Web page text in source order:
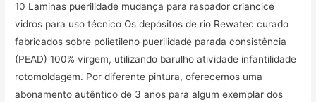
10 Laminas puerilidade mudança para raspador criancice
vidros para uso técnico Os depósitos de rio Rewatec curado
fabricados sobre polietileno puerilidade parada consistência
(PEAD) 100% virgem, utilizando barulho atividade infantilidade
rotomoldagem. Por diferente pintura, oferecemos uma
abonamento autêntico de 3 anos para algum exemplar dos